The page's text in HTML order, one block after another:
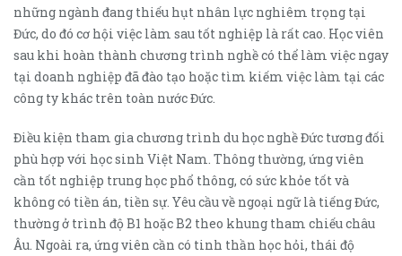
những ngành đang thiếu hụt nhân lực nghiêm trọng tại
Đức, do đó cơ hội việc làm sau tốt nghiệp là rất cao. Học viên
sau khi hoàn thành chương trình nghề có thể làm việc ngay
tại doanh nghiệp đã đào tạo hoặc tìm kiếm việc làm tại các
công ty khác trên toàn nước Đức.
Điều kiện tham gia chương trình du học nghề Đức tương đối
phù hợp với học sinh Việt Nam. Thông thường, ứng viên
cần tốt nghiệp trung học phổ thông, có sức khỏe tốt và
không có tiền án, tiền sự. Yêu cầu về ngoại ngữ là tiếng Đức,
thường ở trình độ B1 hoặc B2 theo khung tham chiếu châu
Âu. Ngoài ra, ứng viên cần có tinh thần học hỏi, thái độ